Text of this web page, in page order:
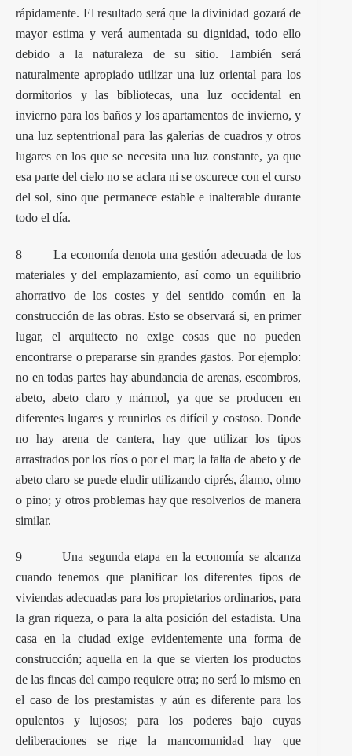
rápidamente. El resultado será que la divinidad gozará de
mayor estima y verá aumentada su dignidad, todo ello
debido a la naturaleza de su sitio. También será
naturalmente apropiado utilizar una luz oriental para los
dormitorios y las bibliotecas, una luz occidental en
invierno para los baños y los apartamentos de invierno, y
una luz septentrional para las galerías de cuadros y otros
lugares en los que se necesita una luz constante, ya que
esa parte del cielo no se aclara ni se oscurece con el curso
del sol, sino que permanece estable e inalterable durante
todo el día.
8 La economía denota una gestión adecuada de los
materiales y del emplazamiento, así como un equilibrio
ahorrativo de los costes y del sentido común en la
construcción de las obras. Esto se observará si, en primer
lugar, el arquitecto no exige cosas que no pueden
encontrarse o prepararse sin grandes gastos. Por ejemplo:
no en todas partes hay abundancia de arenas, escombros,
abeto, abeto claro y mármol, ya que se producen en
diferentes lugares y reunirlos es difícil y costoso. Donde
no hay arena de cantera, hay que utilizar los tipos
arrastrados por los ríos o por el mar; la falta de abeto y de
abeto claro se puede eludir utilizando ciprés, álamo, olmo
o pino; y otros problemas hay que resolverlos de manera
similar.
9 Una segunda etapa en la economía se alcanza
cuando tenemos que planificar los diferentes tipos de
viviendas adecuadas para los propietarios ordinarios, para
la gran riqueza, o para la alta posición del estadista. Una
casa en la ciudad exige evidentemente una forma de
construcción; aquella en la que se vierten los productos
de las fincas del campo requiere otra; no será lo mismo en
el caso de los prestamistas y aún es diferente para los
opulentos y lujosos; para los poderes bajo cuyas
deliberaciones se rige la mancomunidad hay que